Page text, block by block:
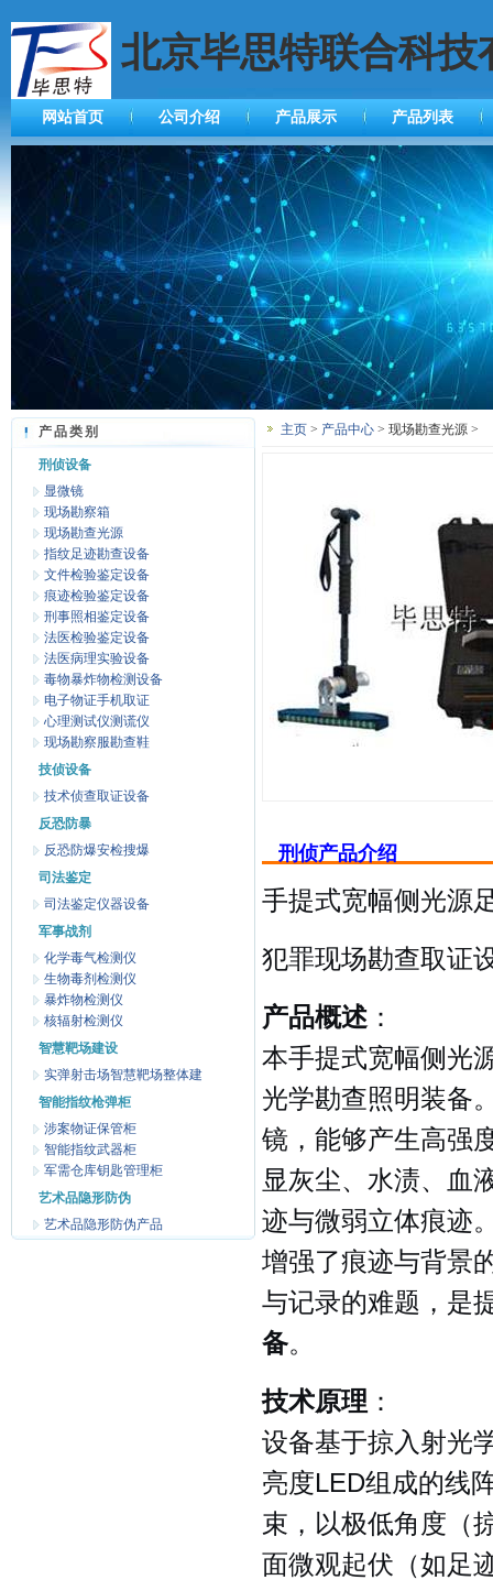
北京毕思特联合科技
网站首页 公司介绍 产品展示 产品列表
产品类别
刑侦设备
显微镜
现场勘察箱
现场勘查光源
指纹足迹勘查设备
文件检验鉴定设备
痕迹检验鉴定设备
刑事照相鉴定设备
法医检验鉴定设备
法医病理实验设备
毒物暴炸物检测设备
电子物证手机取证
心理测试仪测谎仪
现场勘察服勘查鞋
技侦设备
技术侦查取证设备
反恐防暴
反恐防爆安检搜爆
司法鉴定
司法鉴定仪器设备
军事战剂
化学毒气检测仪
生物毒剂检测仪
暴炸物检测仪
核辐射检测仪
智慧靶场建设
实弹射击场智慧靶场整体建
智能指纹枪弹柜
涉案物证保管柜
智能指纹武器柜
军需仓库钥匙管理柜
艺术品隐形防伪
艺术品隐形防伪产品
主页 > 产品中心 > 现场勘查光源 >
刑侦产品介绍
手提式宽幅侧光源
犯罪现场勘查取证
产品概述 ：
本手提式宽幅侧光
光学勘查照明装备
镜，能够产生高强
显灰尘、水渍、血
迹与微弱立体痕迹
增强了痕迹与背景
与记录的难题，是
备。
技术原理 ：
设备基于掠入射光
亮度LED组成的线
束，以极低角度（
面微观起伏（如足